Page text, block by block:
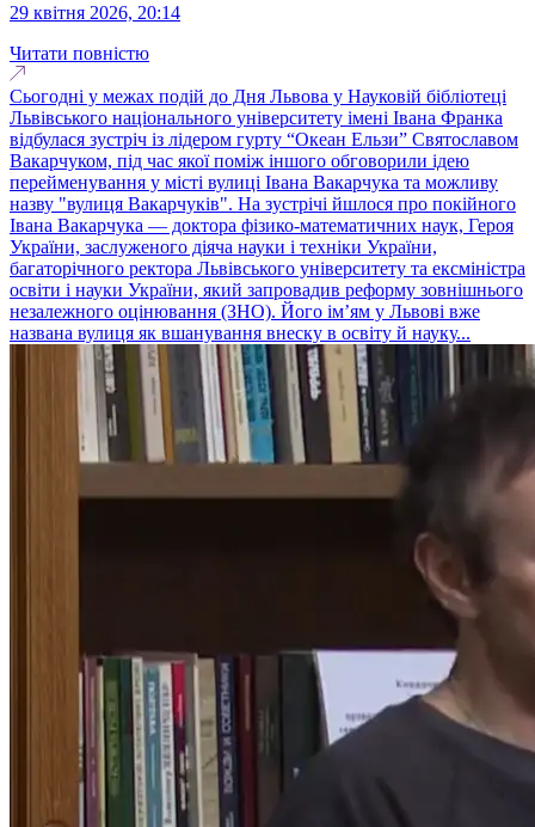
29 квітня 2026, 20:14
Читати повністю
Сьогодні у межах подій до Дня Львова у Науковій бібліотеці
Львівського національного університету імені Івана Франка
відбулася зустріч із лідером гурту “Океан Ельзи” Святославом
Вакарчуком, під час якої поміж іншого обговорили ідею
перейменування у місті вулиці Івана Вакарчука та можливу
назву "вулиця Вакарчуків". На зустрічі йшлося про покійного
Івана Вакарчука — доктора фізико-математичних наук, Героя
України, заслуженого діяча науки і техніки України,
багаторічного ректора Львівського університету та ексміністра
освіти і науки України, який запровадив реформу зовнішнього
незалежного оцінювання (ЗНО). Його ім’ям у Львові вже
названа вулиця як вшанування внеску в освіту й науку...